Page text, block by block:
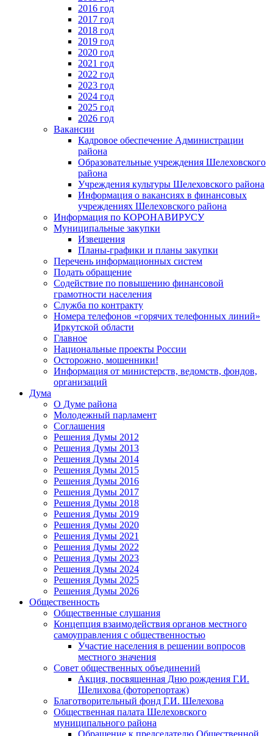
2016 год
2017 год
2018 год
2019 год
2020 год
2021 год
2022 год
2023 год
2024 год
2025 год
2026 год
Вакансии
Кадровое обеспечение Администрации
района
Образовательные учреждения Шелеховского
района
Учреждения культуры Шелеховского района
Информация о вакансиях в финансовых
учреждениях Шелеховского района
Информация по КОРОНАВИРУСУ
Муниципальные закупки
Извещения
Планы-графики и планы закупки
Перечень информационных систем
Подать обращение
Содействие по повышению финансовой
грамотности населения
Служба по контракту
Номера телефонов «горячих телефонных линий»
Иркутской области
Главное
Национальные проекты России
Осторожно, мошенники!
Информация от министерств, ведомств, фондов,
организаций
Дума
О Думе района
Молодежный парламент
Соглашения
Решения Думы 2012
Решения Думы 2013
Решения Думы 2014
Решения Думы 2015
Решения Думы 2016
Решения Думы 2017
Решения Думы 2018
Решения Думы 2019
Решения Думы 2020
Решения Думы 2021
Решения Думы 2022
Решения Думы 2023
Решения Думы 2024
Решения Думы 2025
Решения Думы 2026
Общественность
Общественные слушания
Концепция взаимодействия органов местного
самоуправления с общественностью
Участие населения в решении вопросов
местного значения
Совет общественных объединений
Акция, посвященная Дню рождения Г.И.
Шелихова (фоторепортаж)
Благотворительный фонд Г.И. Шелехова
Общественная палата Шелеховского
муниципального района
Обращение к председателю Общественной